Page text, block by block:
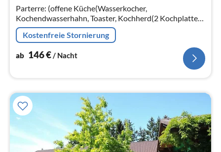
Parterre: (offene Küche(Wasserkocher,
Kochendwasserhahn, Toaster, Kochherd(2 Kochplatten,
elektrisch), Espressomaschine,
Kühl-/Gefrierkombination)
Kostenfreie Stornierung
ab 146€ / Nacht